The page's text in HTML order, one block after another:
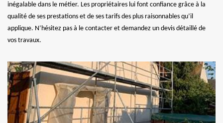
inégalable dans le métier. Les propriétaires lui font confiance grâce à la
qualité de ses prestations et de ses tarifs des plus raisonnables qu’il
applique. N’hésitez pas à le contacter et demandez un devis détaillé de
vos travaux.